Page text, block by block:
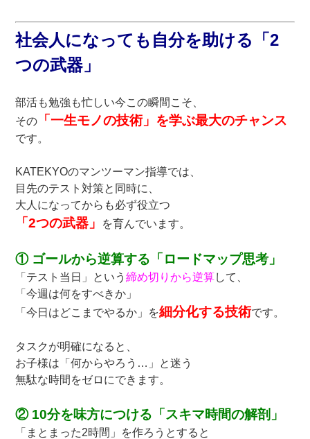
社会人になっても自分を助ける「2
つの武器」
部活も勉強も忙しい今この瞬間こそ、
その
「一生モノの技術」を学ぶ最大のチャンス
です。
KATEKYOのマンツーマン指導では、
目先のテスト対策と同時に、
大人になってからも必ず役立つ
「2つの武器」 を育んでいます。
① ゴールから逆算する「ロードマップ思考」
「テスト当日」という締め切りから逆算して、
「今週は何をすべきか」
「今日はどこまでやるか」を細分化する技術です。
タスクが明確になると、
お子様は「何からやろう…」と迷う
無駄な時間をゼロにできます。
② 10分を味方につける「スキマ時間の解剖」
「まとまった2時間」を作ろうとすると